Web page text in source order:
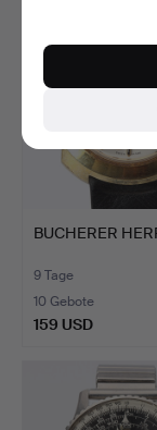
BUCHERER
9 Tage
10 Gebote
159 USD